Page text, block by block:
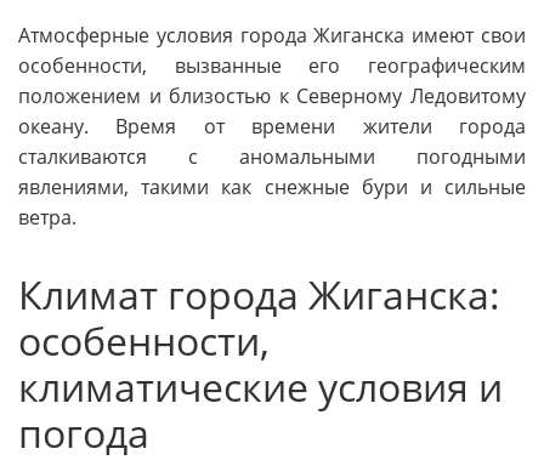
Атмосферные условия города Жиганска имеют свои
особенности, вызванные его географическим
положением и близостью к Северному Ледовитому
океану. Время от времени жители города
сталкиваются с аномальными погодными
явлениями, такими как снежные бури и сильные
ветра.
Климат города Жиганска:
особенности,
климатические условия и
погода